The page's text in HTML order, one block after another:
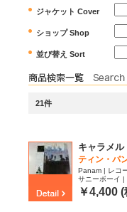
ジャケット Cover
ショップ Shop
並び替え Sort
21件
キャラメル
ティン・パ
Panam | レコ
サニーボーイ
￥4,400